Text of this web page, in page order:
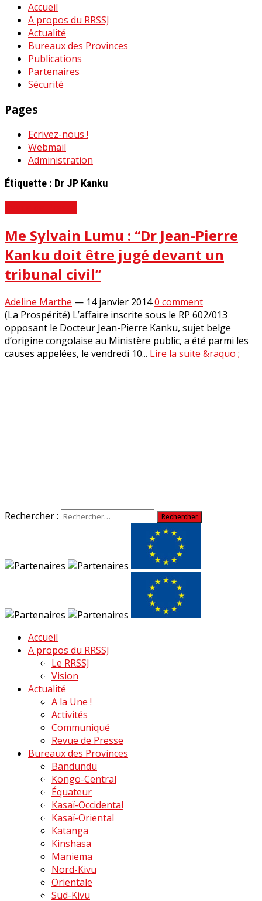
Accueil
A propos du RRSSJ
Actualité
Bureaux des Provinces
Publications
Partenaires
Sécurité
Pages
Ecrivez-nous !
Webmail
Administration
Étiquette : Dr JP Kanku
Me Sylvain Lumu : ‘‘Dr Jean-Pierre
Kanku doit être jugé devant un
tribunal civil’’
Adeline Marthe — 14 janvier 20140 comment
(La Prospérité) L’affaire inscrite sous le RP 602/013
opposant le Docteur Jean-Pierre Kanku, sujet belge
d’origine congolaise au Ministère public, a été parmi les
causes appelées, le vendredi 10... Lire la suite &raquo ;
Rechercher :
Accueil
A propos du RRSSJ
Le RRSSJ
Vision
Actualité
A la Une !
Activités
Communiqué
Revue de Presse
Bureaux des Provinces
Bandundu
Kongo-Central
Équateur
Kasaï-Occidental
Kasaï-Oriental
Katanga
Kinshasa
Maniema
Nord-Kivu
Orientale
Sud-Kivu